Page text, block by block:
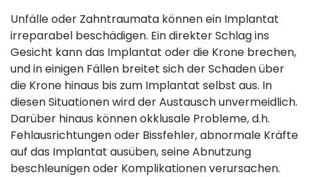
Unfälle oder Zahntraumata können ein Implantat
irreparabel beschädigen. Ein direkter Schlag ins
Gesicht kann das Implantat oder die Krone brechen,
und in einigen Fällen breitet sich der Schaden über
die Krone hinaus bis zum Implantat selbst aus. In
diesen Situationen wird der Austausch unvermeidlich.
Darüber hinaus können okklusale Probleme, d.h.
Fehlausrichtungen oder Bissfehler, abnormale Kräfte
auf das Implantat ausüben, seine Abnutzung
beschleunigen oder Komplikationen verursachen.